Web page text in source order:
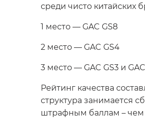
среди чисто китайских
1 место — GAC GS8
2 место — GAC GS4
3 место — GAC GS3 и
Рейтинг качества
структура занимается
штрафным баллам – чем